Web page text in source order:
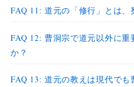
FAQ 11: 道元の「修行」とは、
FAQ 12: 曹洞宗で道元以外に
か？
FAQ 13: 道元の教えは現代で